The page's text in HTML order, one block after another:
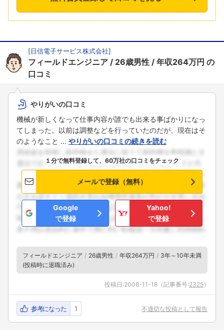
[日信電子サービス株式会社]
フィールドエンジニア 26歳男性 年収264万円 の
口コミ
やりがいの口コミ
機械が新しくなって仕事内容が誰でも出来る事ばかりになっ
てしまった。以前は調整などを行っていたのだが、現在はそ
のようなこと ... やりがいの口コミの続きを読む
１分で無料登録して、60万社の口コミをチェック
メールで登録（無料）
Google
で登録
Yahoo!
で登録
フィールドエンジニア 26歳男性 年収264万円
3年～10年未満
(投稿時に退職済み)
投稿日:2008-11-18 （記事番号:2325）
参考になった 1 不適切な投稿として報告